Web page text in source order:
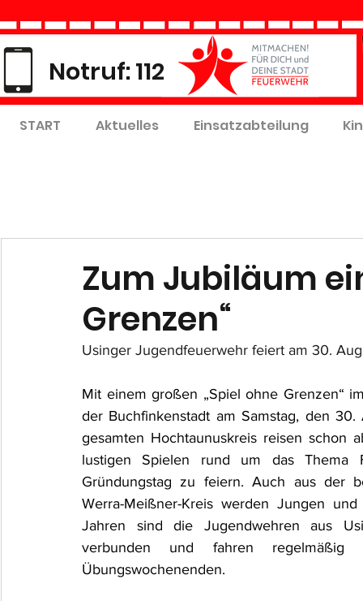
Notruf: 112
START Aktuelles Einsatzabteilung
Zum Jubiläum
Grenzen“
Usinger Jugendfeuerwehr feiert am 30.
Mit einem großen „Spiel ohne Grenzen“
der Buchfinkenstadt am Samstag, den
gesamten Hochtaunuskreis reisen
lustigen Spielen rund um das Thema
Gründungstag zu feiern. Auch aus der
Werra-Meißner-Kreis werden Jungen
Jahren sind die Jugendwehren aus
verbunden und fahren regelmäßig
Übungswochenenden.